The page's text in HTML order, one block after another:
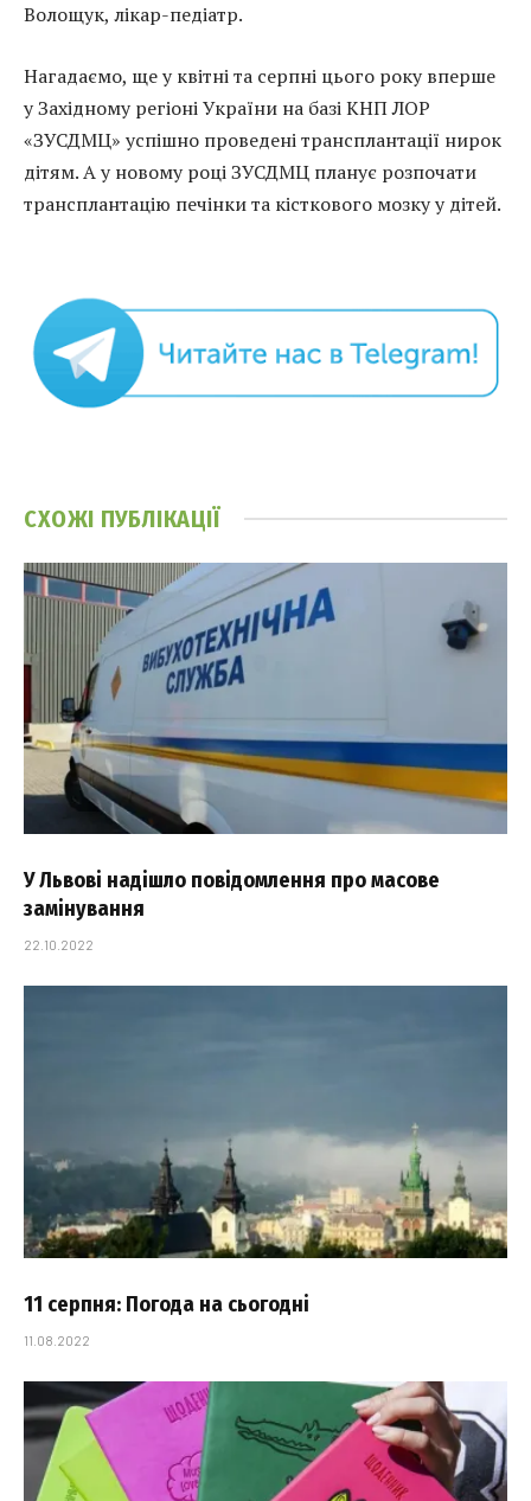
Волощук, лікар-педіатр.
Нагадаємо, ще у квітні та серпні цього року вперше
у Західному регіоні України на базі КНП ЛОР
«ЗУСДМЦ» успішно проведені трансплантації нирок
дітям. А у новому році ЗУСДМЦ планує розпочати
трансплантацію печінки та кісткового мозку у дітей.
СХОЖІ ПУБЛІКАЦІЇ
У Львові надішло повідомлення про масове
замінування
22.10.2022
11 серпня: Погода на сьогодні
11.08.2022